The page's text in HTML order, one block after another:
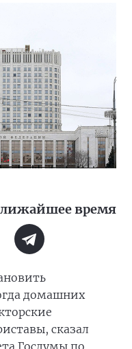
время
домашних
сказал